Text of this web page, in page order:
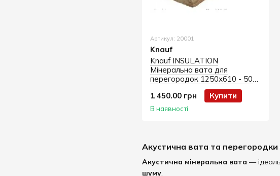
Акустична вата та
Акустична мінеральна вата —
шуму.
Артикул: 20001
Knauf
Knauf INSULATION
Мінеральна вата для
перегородок 1250х610 - 50
1 450.00 грн Купити
В наявності